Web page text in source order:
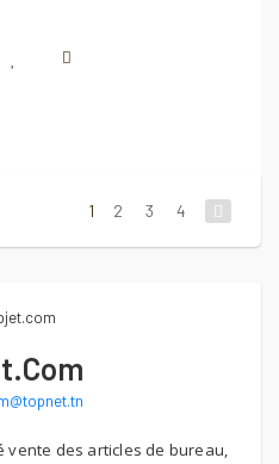
AU PANIER
1 2 3 4
vente des articles de bureau,